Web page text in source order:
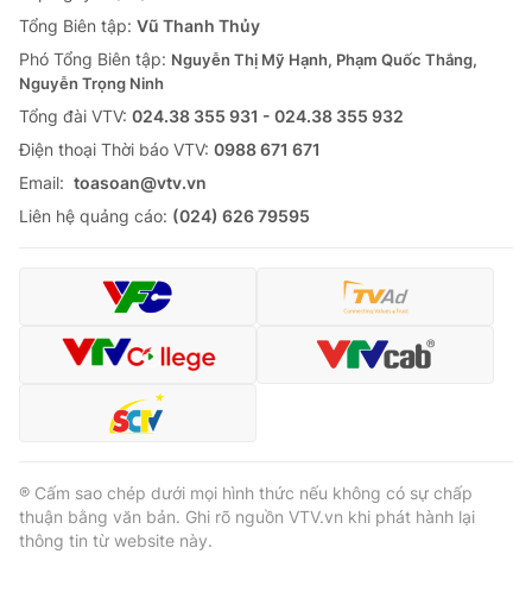
Tổng Biên tập: Vũ Thanh Thủy
Phó Tổng Biên tập: Nguyễn Thị Mỹ Hạnh, Phạm Quốc Thắng,
Nguyễn Trọng Ninh
Tổng đài VTV: 024.38 355 931 - 024.38 355 932
Ðiện thoại Thời báo VTV: 0988 671 671
Email: toasoan@vtv.vn
Liên hệ quảng cáo: (024) 626 79595
® Cấm sao chép dưới mọi hình thức nếu không có sự chấp
thuận bằng văn bản. Ghi rõ nguồn VTV.vn khi phát hành lại
thông tin từ website này.